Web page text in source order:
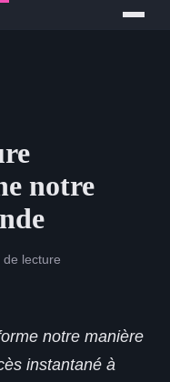
notre
lecture
notre manière
instantané à